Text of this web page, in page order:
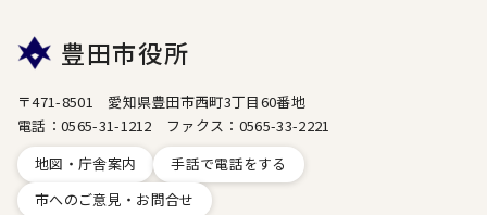
豊田市役所
〒471-8501 愛知県豊田市西町3丁目60番地
電話：0565-31-1212 ファクス：0565-33-2221
地図・庁舎案内
手話で電話をする
市へのご意見・お問合せ